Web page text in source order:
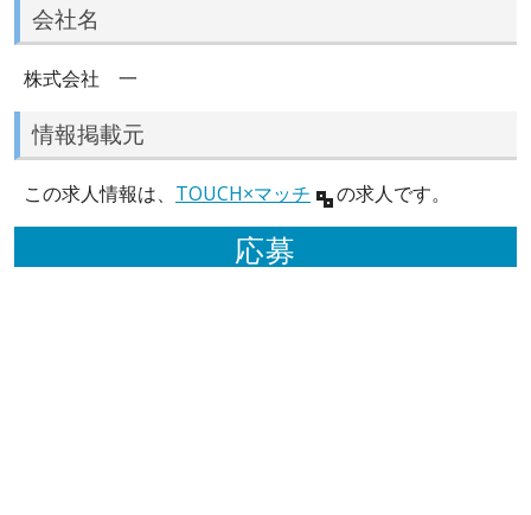
会社名
株式会社 一
情報掲載元
この求人情報は、 TOUCH×マッチ の求人です。
応募